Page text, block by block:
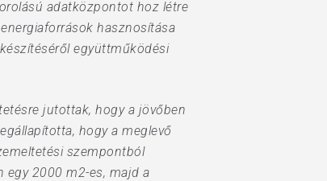
adatközpontot hoz létre
hasznosítása
együttműködési
jutottak, hogy a jövőben
hogy a meglevő
szempontból
egy 2000 m2-es, majd a